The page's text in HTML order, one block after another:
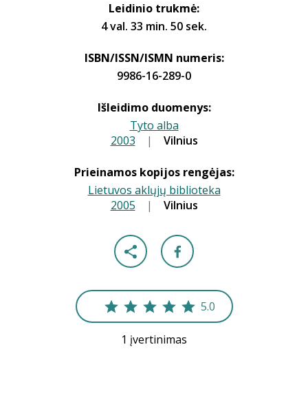
Leidinio trukmė:
4 val. 33 min. 50 sek.
ISBN/ISSN/ISMN numeris:
9986-16-289-0
Išleidimo duomenys:
Tyto alba
2003 | Vilnius
Prieinamos kopijos rengėjas:
Lietuvos aklųjų biblioteka
2005 | Vilnius
5.0
1 įvertinimas